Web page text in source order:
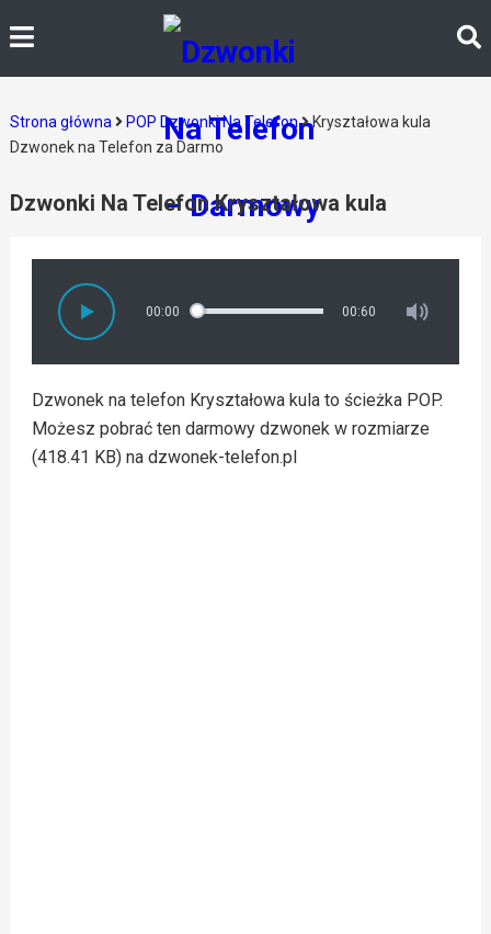
Strona główna POP Dzwonki Na Telefon
Kryształowa kula
Dzwonek na Telefon za Darmo
Dzwonki Na Telefon Kryształowa kula
00:00 00:60
Dzwonek na telefon Kryształowa kula to ścieżka POP.
Możesz pobrać ten darmowy dzwonek w rozmiarze
(418.41 KB) na dzwonek-telefon.pl